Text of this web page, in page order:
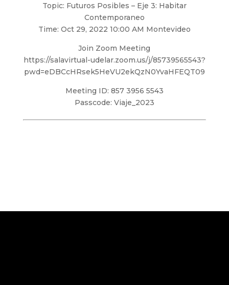
Topic: Futuros Posibles – Eje 3: Habitar
Contemporaneo
Time: Oct 29, 2022 10:00 AM Montevideo
Join Zoom Meeting
https://salavirtual-udelar.zoom.us/j/85739565543?
pwd=eDBCcHRsek5HeVU2ekQzN0YvaHFEQT09
Meeting ID: 857 3956 5543
Passcode: Viaje_2023